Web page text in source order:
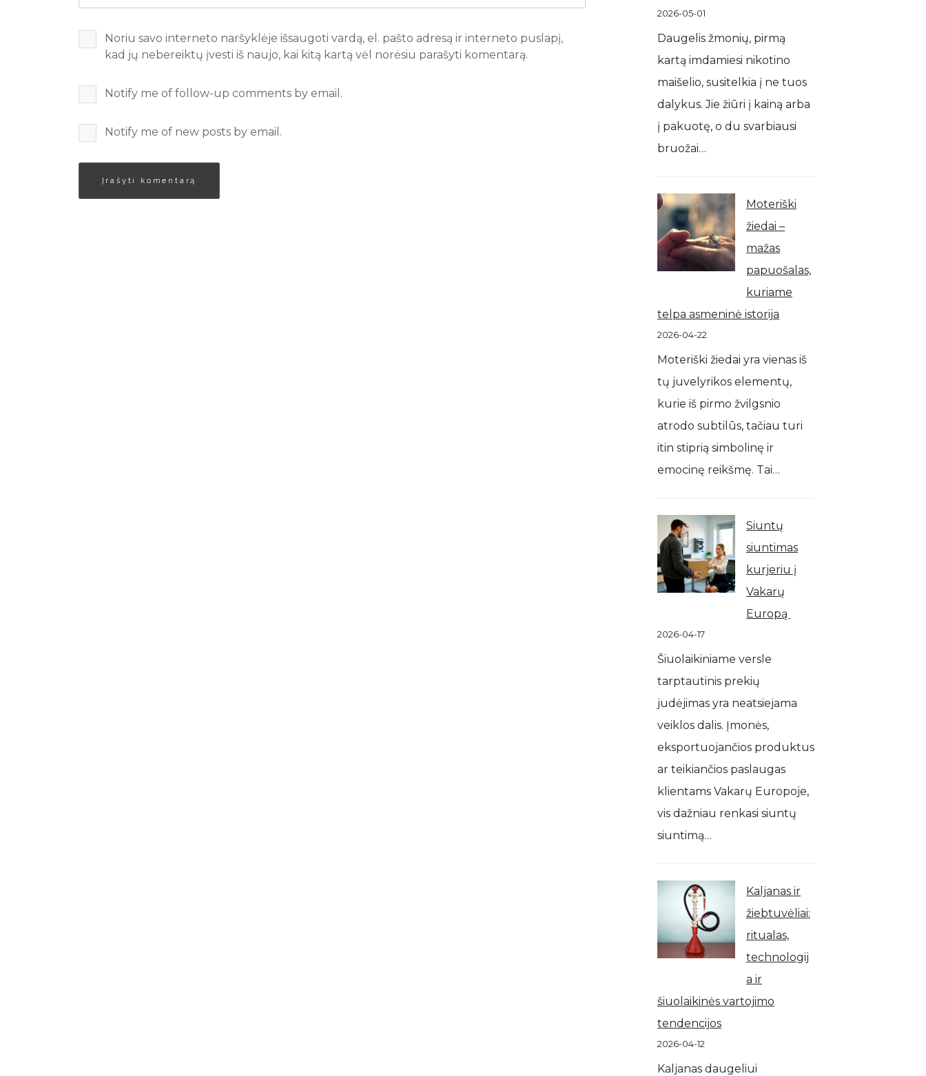
Noriu savo interneto naršyklėje išsaugoti vardą, el. pašto adresą ir interneto puslapį,
kad jų nebereiktų įvesti iš naujo, kai kitą kartą vėl norėsiu parašyti komentarą.
Notify me of follow-up comments by email.
Notify me of new posts by email.
2026-05-01
Daugelis žmonių, pirmą
kartą imdamiesi nikotino
maišelio, susitelkia į ne tuos
dalykus. Jie žiūri į kainą arba
į pakuotę, o du svarbiausi
bruožai…
Moteriški
žiedai –
mažas
papuošalas,
kuriame
telpa asmeninė istorija
2026-04-22
Moteriški žiedai yra vienas iš
tų juvelyrikos elementų,
kurie iš pirmo žvilgsnio
atrodo subtilūs, tačiau turi
itin stiprią simbolinę ir
emocinę reikšmę. Tai…
Siuntų
siuntimas
kurjeriu į
Vakarų
Europą
2026-04-17
Šiuolaikiniame versle
tarptautinis prekių
judėjimas yra neatsiejama
veiklos dalis. Įmonės,
eksportuojančios produktus
ar teikiančios paslaugas
klientams Vakarų Europoje,
vis dažniau renkasi siuntų
siuntimą…
Kaljanas ir
žiebtuvėliai:
ritualas,
technologij
a ir
šiuolaikinės vartojimo
tendencijos
2026-04-12
Kaljanas daugeliui